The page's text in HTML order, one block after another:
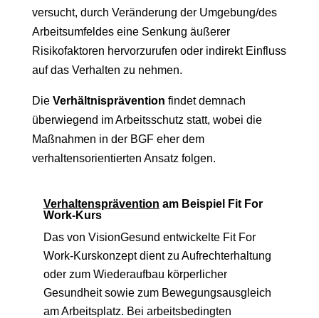
versucht, durch Veränderung der Umgebung/des
Arbeitsumfeldes eine Senkung äußerer
Risikofaktoren hervorzurufen oder indirekt Einfluss
auf das Verhalten zu nehmen.
Die Verhältnisprävention findet demnach
überwiegend im Arbeitsschutz statt, wobei die
Maßnahmen in der BGF eher dem
verhaltensorientierten Ansatz folgen.
Verhaltensprävention am Beispiel Fit For
Work-Kurs
Das von VisionGesund entwickelte Fit For
Work-Kurskonzept dient zu Aufrechterhaltung
oder zum Wiederaufbau körperlicher
Gesundheit sowie zum Bewegungsausgleich
am Arbeitsplatz. Bei arbeitsbedingten